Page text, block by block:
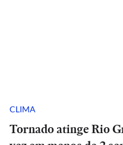
CLIMA
Tornado atinge Rio